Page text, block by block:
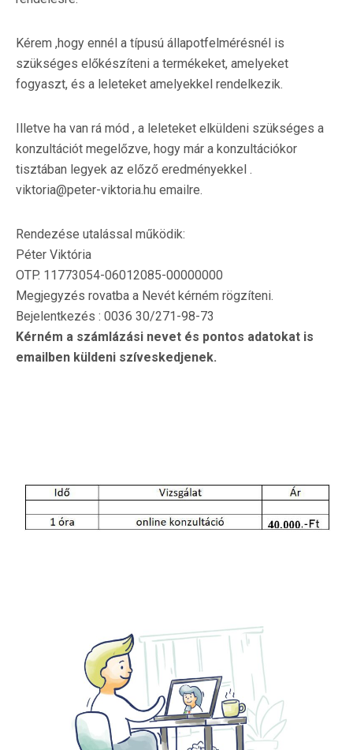
Kérem ,hogy ennél a típusú állapotfelmérésnél is
szükséges előkészíteni a termékeket, amelyeket
fogyaszt, és a leleteket amelyekkel rendelkezik.
Illetve ha van rá mód , a leleteket elküldeni szükséges a
konzultációt megelőzve, hogy már a konzultációkor
tisztában legyek az előző eredményekkel .
viktoria@peter-viktoria.hu emailre.
Rendezése utalással működik:
Péter Viktória
OTP. 11773054-06012085-00000000
Megjegyzés rovatba a Nevét kérném rögzíteni.
Bejelentkezés : 0036 30/271-98-73
Kérném a számlázási nevet és pontos adatokat is
emailben küldeni szíveskedjenek.